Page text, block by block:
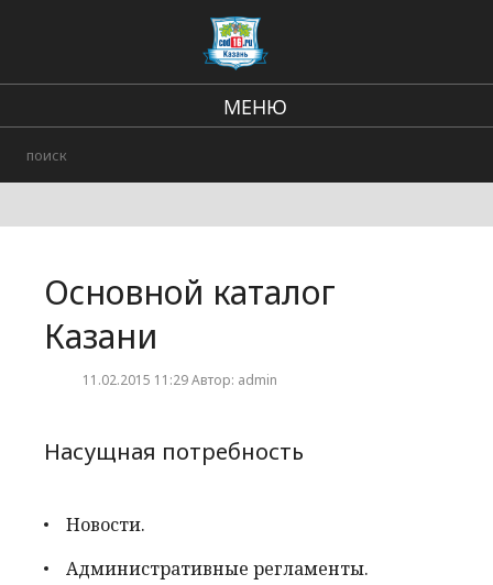
МЕНЮ
Городские события
Основной каталог
Казани
11.02.2015 11:29 Автор: admin
Насущная потребность
Новости.
Административные регламенты.